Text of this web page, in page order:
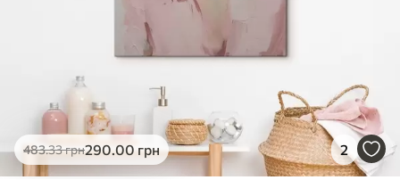
483.33грн290.00 грн 2